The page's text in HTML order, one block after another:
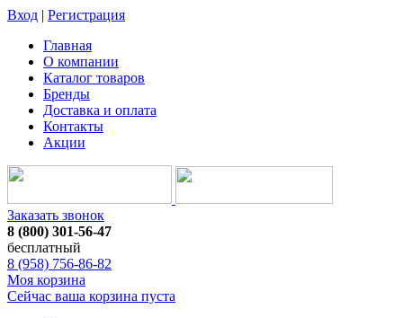
Вход | Регистрация
Главная
О компании
Каталог товаров
Бренды
Доставка и оплата
Контакты
Акции
Заказать звонок
8 (800) 301-56-47
бесплатный
8 (958) 756-86-82
Моя корзина
Сейчас ваша корзина пуста